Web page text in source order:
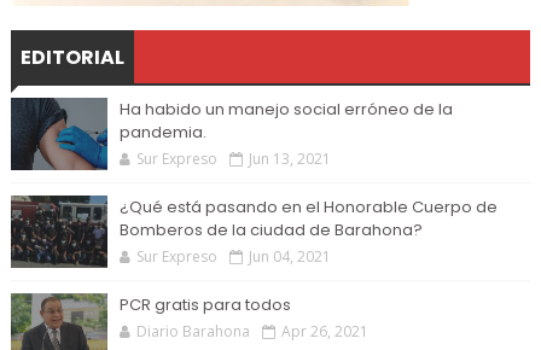
EDITORIAL
Ha habido un manejo social erróneo de la
pandemia.
Sur Expreso Jun 13, 2021
¿Qué está pasando en el Honorable Cuerpo de
Bomberos de la ciudad de Barahona?
Sur Expreso Jun 04, 2021
PCR gratis para todos
Diario Barahona Apr 26, 2021